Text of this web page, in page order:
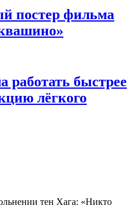
постер фильма
работать быстрее
лёгкого
тен Хага: «Никто